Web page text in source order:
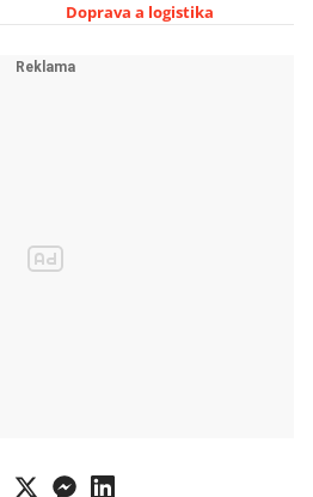
Doprava a logistika